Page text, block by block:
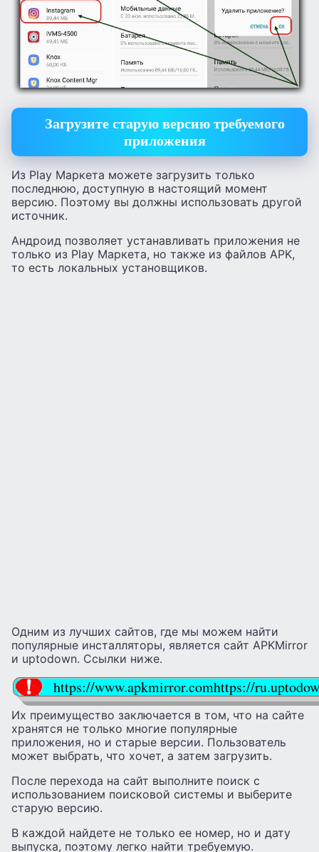
Загрузите старую версию требуемого
приложения
Из Play Маркета можете загрузить только
последнюю, доступную в настоящий момент
версию. Поэтому вы должны использовать другой
источник.
Андроид позволяет устанавливать приложения не
только из Play Маркета, но также из файлов APK,
то есть локальных установщиков.
Одним из лучших сайтов, где мы можем найти
популярные инсталляторы, является сайт APKMirror
и uptodown. Ссылки ниже.
https://www.apkmirror.comhttps://
Их преимущество заключается в том, что на сайте
хранятся не только многие популярные
приложения, но и старые версии. Пользователь
может выбрать, что хочет, а затем загрузить.
После перехода на сайт выполните поиск с
использованием поисковой системы и выберите
старую версию.
В каждой найдете не только ее номер, но и дату
выпуска, поэтому легко найти требуемую.